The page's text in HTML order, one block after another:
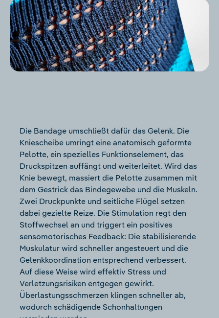
Die Bandage umschließt dafür das Gelenk. Die
Kniescheibe umringt eine anatomisch geformte
Pelotte, ein spezielles Funktionselement, das
Druckspitzen auffängt und weiterleitet. Wird das
Knie bewegt, massiert die Pelotte zusammen mit
dem Gestrick das Bindegewebe und die Muskeln.
Zwei Druckpunkte und seitliche Flügel setzen
dabei gezielte Reize. Die Stimulation regt den
Stoffwechsel an und triggert ein positives
sensomotorisches Feedback: Die stabilisierende
Muskulatur wird schneller angesteuert und die
Gelenkkoordination entsprechend verbessert.
Auf diese Weise wird effektiv Stress und
Verletzungsrisiken entgegen gewirkt.
Überlastungsschmerzen klingen schneller ab,
wodurch schädigende Schonhaltungen